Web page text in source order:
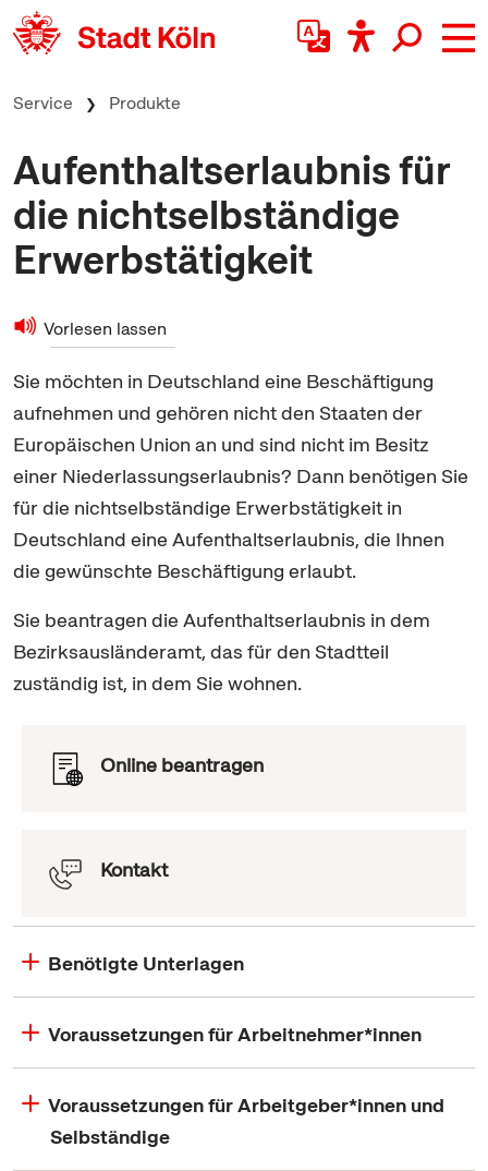
zum Inhalt springen
Service Produkte
Aufenthaltserlaubnis für
die nichtselbständige
Erwerbstätigkeit
Vorlesen lassen
Sie möchten in Deutschland eine Beschäftigung
aufnehmen und gehören nicht den Staaten der
Europäischen Union an und sind nicht im Besitz
einer Niederlassungserlaubnis? Dann benötigen Sie
für die nichtselbständige Erwerbstätigkeit in
Deutschland eine Aufenthaltserlaubnis, die Ihnen
die gewünschte Beschäftigung erlaubt.
Sie beantragen die Aufenthaltserlaubnis in dem
Bezirksausländeramt, das für den Stadtteil
zuständig ist, in dem Sie wohnen.
Online beantragen
Kontakt
Benötigte Unterlagen
Voraussetzungen für Arbeitnehmer*innen
Voraussetzungen für Arbeitgeber*innen und
Selbständige